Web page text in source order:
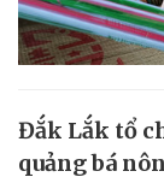
Đắk Lắk tổ
quảng bá